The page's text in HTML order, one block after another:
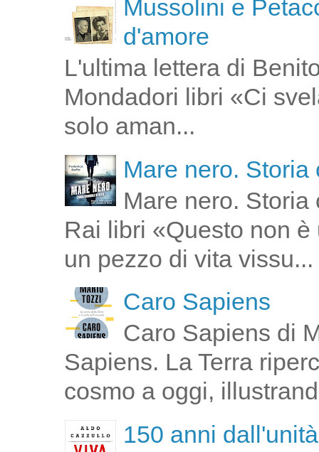
Mussolini e
d'amore
L'ultima lettera di
Mondadori libri «Ci
solo aman...
Mare nero.
Mare nero.
Rai libri «Questo non
un pezzo di vita vissu...
Caro Sapiens
Caro Sapiens di
Sapiens. La Terra
cosmo a oggi,
150 anni